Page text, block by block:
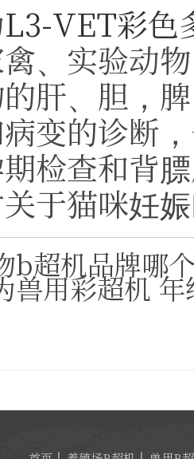
L3-VET彩色
、实验动
肝、胆，
变的诊断
检查和背
于猫咪妊
b超机品牌哪
兽用彩超机